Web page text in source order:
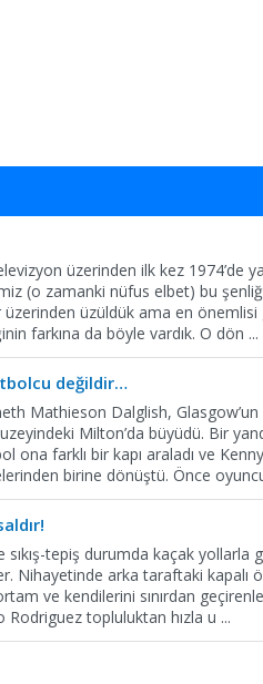
üzerinden ilk kez 1974’de
(o zamanki nüfus elbet) bu
üzerinden üzüldük ama en
farkına da böyle vardık. O dön ...
değildir…
Mathieson Dalglish,
Milton’da büyüdü. Bir
ona farklı bir kapı araladı ve
birine dönüştü. Önce
tepiş durumda kaçak yollarla
Nihayetinde arka taraftaki kapalı
ve kendilerini sınırdan
topluluktan hızla u ...